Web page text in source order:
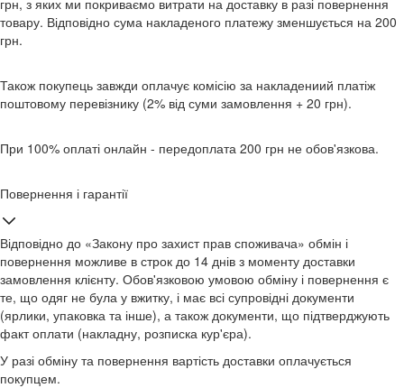
грн, з яких ми покриваємо витрати на доставку в разі повернення
товару. Відповідно сума накладеного платежу зменшується на 200
грн.
Також покупець завжди оплачує комісію за накладениий платіж
поштовому перевізнику (2% від суми замовлення + 20 грн).
При 100% оплаті онлайн - передоплата 200 грн не обов'язкова.
Повернення і гарантії
Відповідно до «Закону про захист прав споживача» обмін і
повернення можливе в строк до 14 днів з моменту доставки
замовлення клієнту. Обов'язковою умовою обміну і повернення є
те, що одяг не була у вжитку, і має всі супровідні документи
(ярлики, упаковка та інше), а також документи, що підтверджують
факт оплати (накладну, розписка кур'єра).
У разі обміну та повернення вартість доставки оплачується
покупцем.